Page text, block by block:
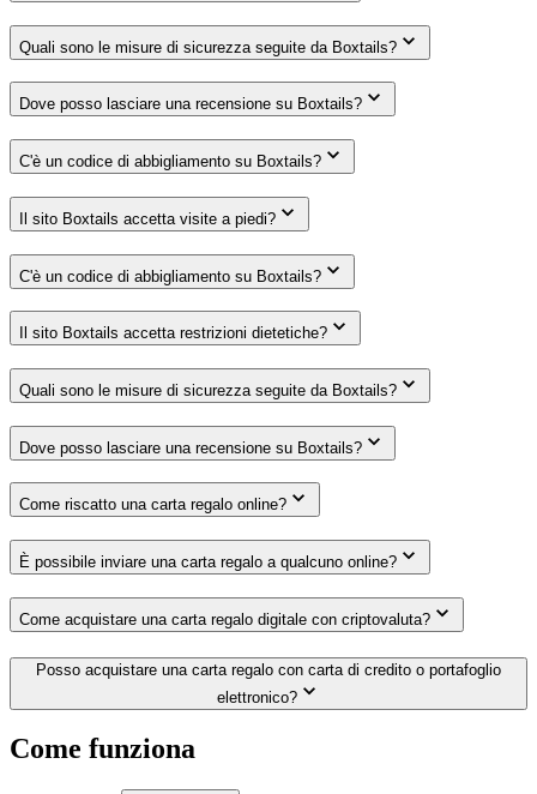
Quali sono le misure di sicurezza seguite da Boxtails?
Dove posso lasciare una recensione su Boxtails?
C'è un codice di abbigliamento su Boxtails?
Il sito Boxtails accetta visite a piedi?
C'è un codice di abbigliamento su Boxtails?
Il sito Boxtails accetta restrizioni dietetiche?
Quali sono le misure di sicurezza seguite da Boxtails?
Dove posso lasciare una recensione su Boxtails?
Come riscatto una carta regalo online?
È possibile inviare una carta regalo a qualcuno online?
Come acquistare una carta regalo digitale con criptovaluta?
Posso acquistare una carta regalo con carta di credito o portafoglio
elettronico?
Come funziona